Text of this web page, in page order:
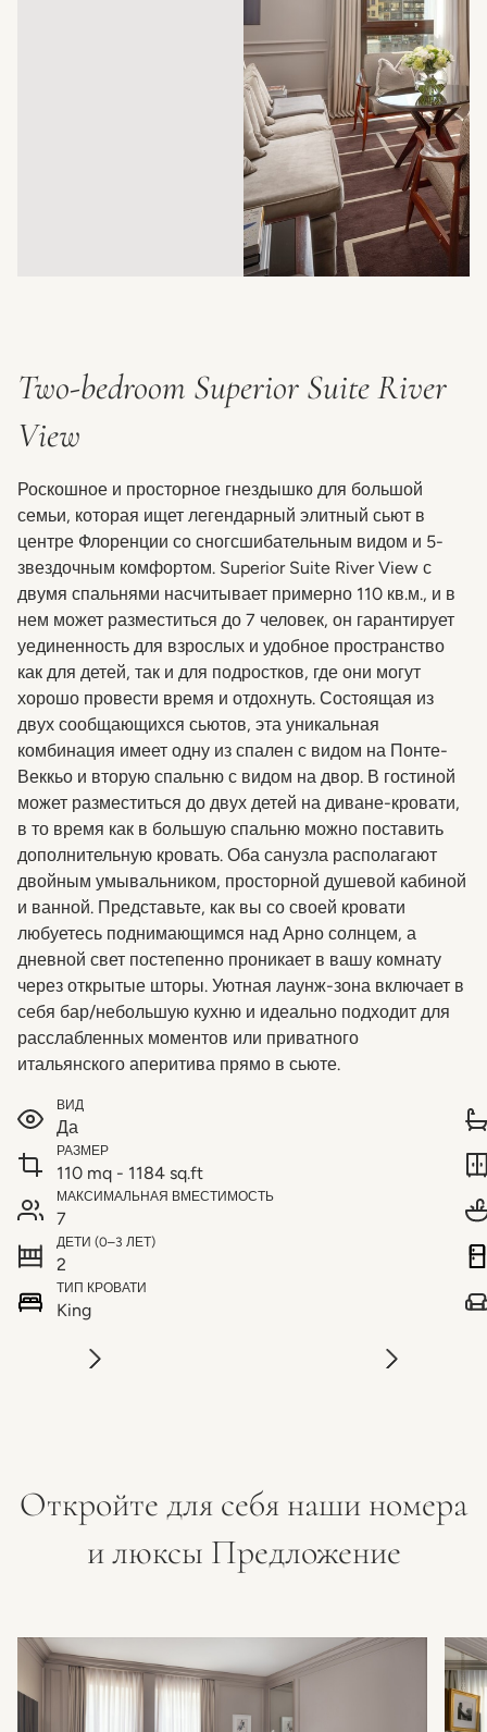
Two-bedroom Superior Suite River
View
Роскошное и просторное гнездышко для большой
семьи, которая ищет легендарный элитный сьют в
центре Флоренции со сногсшибательным видом и 5-
звездочным комфортом. Superior Suite River View с
двумя спальнями насчитывает примерно 110 кв.м., и в
нем может разместиться до 7 человек, он гарантирует
уединенность для взрослых и удобное пространство
как для детей, так и для подростков, где они могут
хорошо провести время и отдохнуть. Состоящая из
двух сообщающихся сьютов, эта уникальная
комбинация имеет одну из спален с видом на Понте-
Веккьо и вторую спальню с видом на двор. В гостиной
может разместиться до двух детей на диване-кровати,
в то время как в большую спальню можно поставить
дополнительную кровать. Оба санузла располагают
двойным умывальником, просторной душевой кабиной
и ванной. Представьте, как вы со своей кровати
любуетесь поднимающимся над Арно солнцем, а
дневной свет постепенно проникает в вашу комнату
через открытые шторы. Уютная лаунж-зона включает в
себя бар/небольшую кухню и идеально подходит для
расслабленных моментов или приватного
итальянского аперитива прямо в сьюте.
ВИД
Да
РАЗМЕР
110 mq - 1184 sq.ft
МАКСИМАЛЬНАЯ ВМЕСТИМОСТЬ
7
ДЕТИ (0–3 ЛЕТ)
2
ТИП КРОВАТИ
King
Откройте для себя наши номера
и люксы Предложение